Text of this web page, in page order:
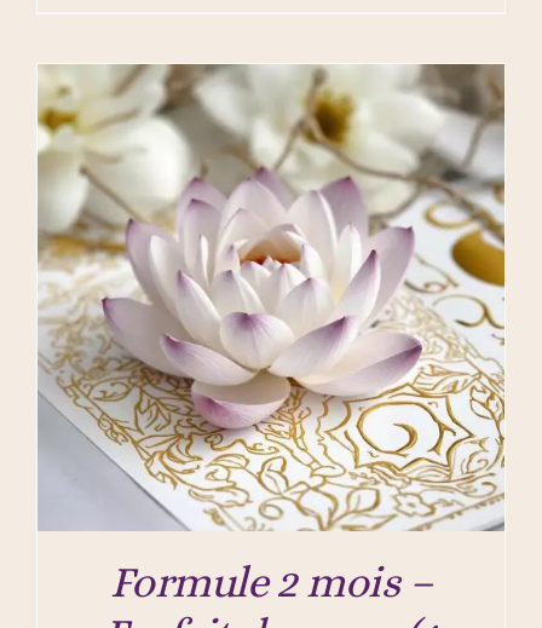
Formule 2 mois –